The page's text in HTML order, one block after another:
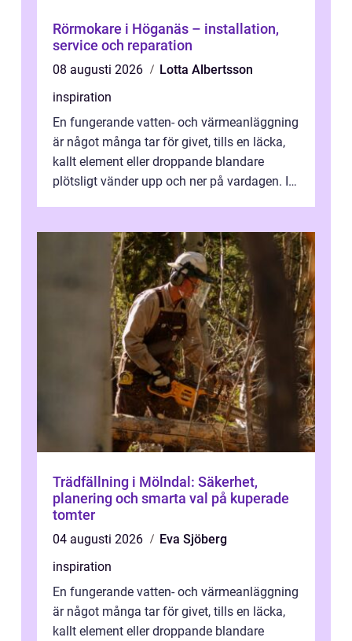
Rörmokare i Höganäs – installation,
service och reparation
08 augusti 2026
Lotta Albertsson
inspiration
En fungerande vatten- och värmeanläggning
är något många tar för givet, tills en läcka,
kallt element eller droppande blandare
plötsligt vänder upp och ner på vardagen. I
Trädfällning i Mölndal: Säkerhet,
planering och smarta val på kuperade
tomter
04 augusti 2026
Eva Sjöberg
inspiration
En fungerande vatten- och värmeanläggning
är något många tar för givet, tills en läcka,
kallt element eller droppande blandare